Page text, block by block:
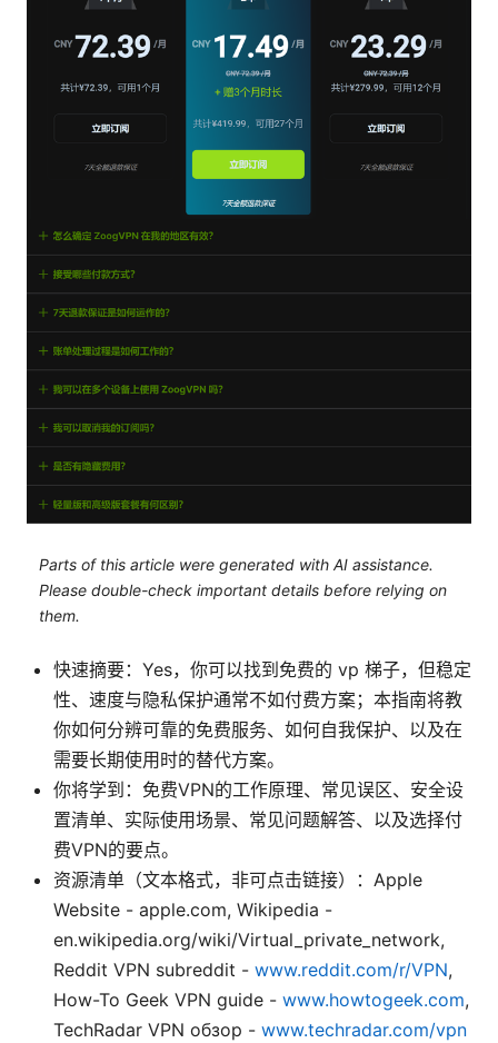
Parts of this article were generated with AI assistance.
Please double-check important details before relying on
them.
快速摘要：Yes，你可以找到免费的 vp 梯子，但稳定
性、速度与隐私保护通常不如付费方案；本指南将教
你如何分辨可靠的免费服务、如何自我保护、以及在
需要长期使用时的替代方案。
你将学到：免费VPN的工作原理、常见误区、安全设
置清单、实际使用场景、常见问题解答、以及选择付
费VPN的要点。
资源清单（文本格式，非可点击链接）：Apple
Website - apple.com, Wikipedia -
en.wikipedia.org/wiki/Virtual_private_network,
Reddit VPN subreddit - www.reddit.com/r/VPN,
How-To Geek VPN guide - www.howtogeek.com,
TechRadar VPN обзор - www.techradar.com/vpn